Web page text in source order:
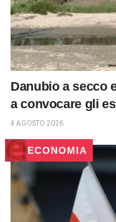
Danubio a secco
a convocare gli
4 AGOSTO 2026
ECONOMIA